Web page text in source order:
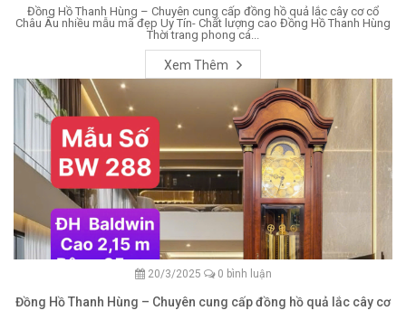
Đồng Hồ Thanh Hùng – Chuyên cung cấp đồng hồ quả lắc cây cơ cổ
Châu Âu nhiều mẫu mã đẹp Uy Tín- Chất lượng cao Đồng Hồ Thanh Hùng
Thời trang phong cá...
Xem Thêm
20/3/2025 0 bình luận
Đồng Hồ Thanh Hùng – Chuyên cung cấp đồng hồ quả lắc cây cơ